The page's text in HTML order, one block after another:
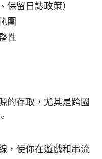
保留日誌政策）
圍
性
的存取，尤其是跨國
，使你在遊戲和串流